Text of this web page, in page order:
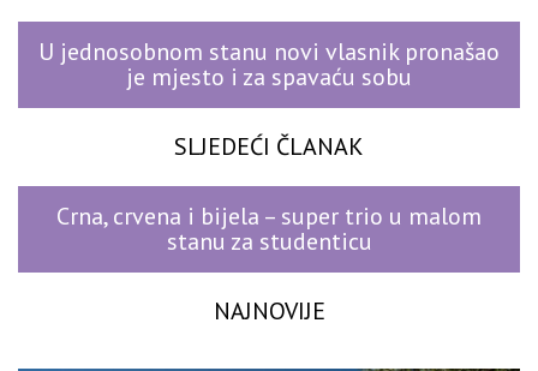
U jednosobnom stanu novi vlasnik pronašao
je mjesto i za spavaću sobu
SLJEDEĆI ČLANAK
Crna, crvena i bijela – super trio u malom
stanu za studenticu
NAJNOVIJE